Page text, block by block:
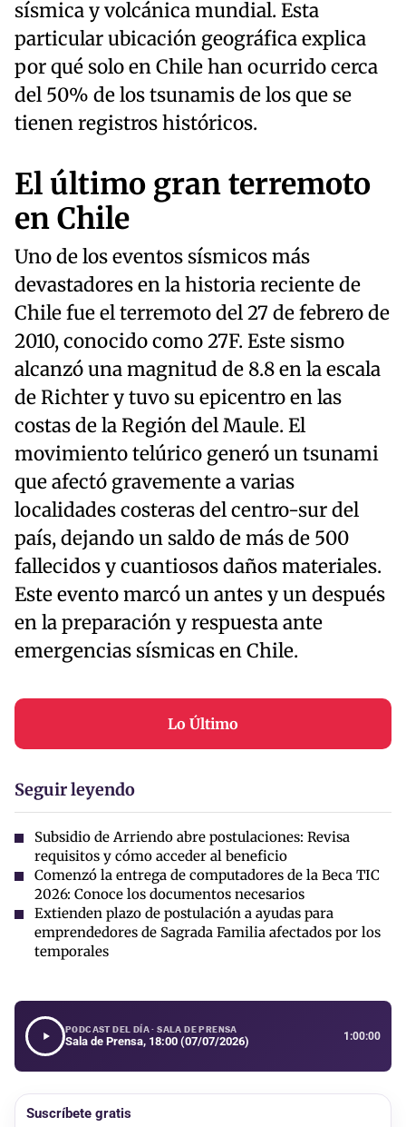
sísmica y volcánica mundial. Esta
particular ubicación geográfica explica
por qué solo en Chile han ocurrido cerca
del 50% de los tsunamis de los que se
tienen registros históricos.
El último gran terremoto
en Chile
Uno de los eventos sísmicos más
devastadores en la historia reciente de
Chile fue el terremoto del 27 de febrero de
2010, conocido como 27F. Este sismo
alcanzó una magnitud de 8.8 en la escala
de Richter y tuvo su epicentro en las
costas de la Región del Maule. El
movimiento telúrico generó un tsunami
que afectó gravemente a varias
localidades costeras del centro-sur del
país, dejando un saldo de más de 500
fallecidos y cuantiosos daños materiales.
Este evento marcó un antes y un después
en la preparación y respuesta ante
emergencias sísmicas en Chile.
Lo Último
Seguir leyendo
Subsidio de Arriendo abre postulaciones: Revisa
requisitos y cómo acceder al beneficio
Comenzó la entrega de computadores de la Beca TIC
2026: Conoce los documentos necesarios
Extienden plazo de postulación a ayudas para
emprendedores de Sagrada Familia afectados por los
temporales
PODCAST DEL DÍA · SALA DE PRENSA
Sala de Prensa, 18:00 (07/07/2026) 1:00:00
Suscríbete gratis